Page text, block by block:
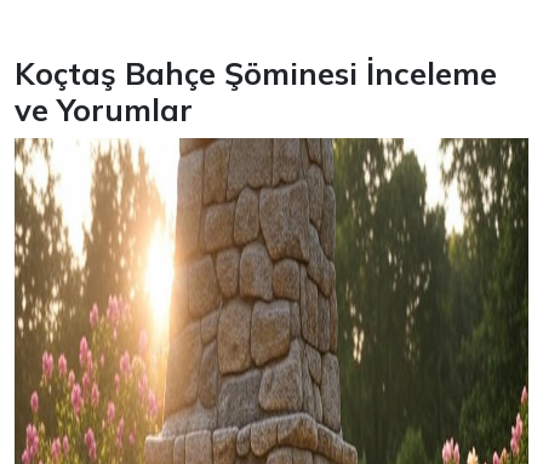
Koçtaş Bahçe Şöminesi İnceleme
ve Yorumlar